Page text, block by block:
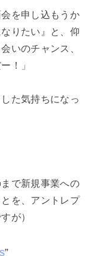
を申し込もうか
りたい』と、仰
いのチャンス、
！」
た気持ちになっ
で新規事業への
を、アントレプ
が）
”